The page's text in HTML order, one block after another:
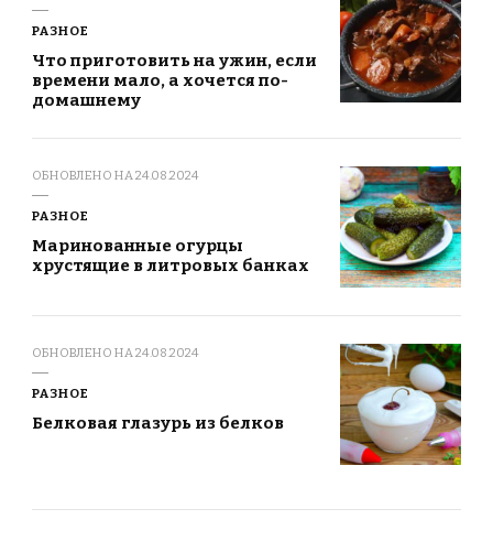
РАЗНОЕ
Что приготовить на ужин, если
времени мало, а хочется по-
домашнему
ОБНОВЛЕНО НА24.08.2024
РАЗНОЕ
Маринованные огурцы
хрустящие в литровых банках
ОБНОВЛЕНО НА24.08.2024
РАЗНОЕ
Белковая глазурь из белков